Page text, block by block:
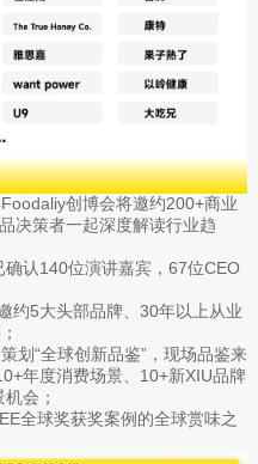
创博会将邀约200+商业
决策者一起深度解读行业趋
认140位演讲嘉宾，67位CEO
约5大头部品牌、30年以上从业
划“全球创新品鉴”，现场品鉴来
年度消费场景、10+新XIU品牌
会；
全球奖获奖案例的全球赏味之